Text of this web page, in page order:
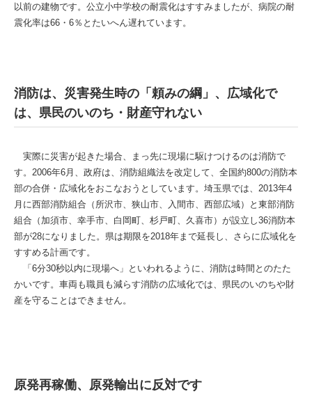
以前の建物です。公立小中学校の耐震化はすすみましたが、病院の耐
震化率は66・6％とたいへん遅れています。
消防は、災害発生時の「頼みの綱」、広域化で
は、県民のいのち・財産守れない
実際に災害が起きた場合、まっ先に現場に駆けつけるのは消防で
す。2006年6月、政府は、消防組織法を改定して、全国約800の消防本
部の合併・広域化をおこなおうとしています。埼玉県では、2013年4
月に西部消防組合（所沢市、狭山市、入間市、西部広域）と東部消防
組合（加須市、幸手市、白岡町、杉戸町、久喜市）が設立し36消防本
部が28になりました。県は期限を2018年まで延長し、さらに広域化を
すすめる計画です。
「6分30秒以内に現場へ」といわれるように、消防は時間とのたた
かいです。車両も職員も減らす消防の広域化では、県民のいのちや財
産を守ることはできません。
原発再稼働、原発輸出に反対です